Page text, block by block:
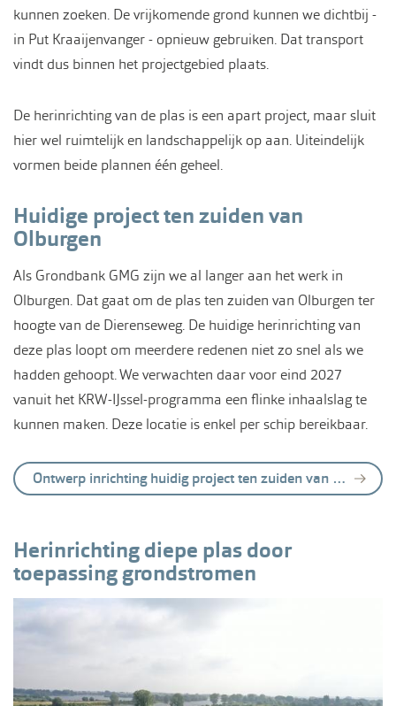
kunnen zoeken. De vrijkomende grond kunnen we dichtbij -
in Put Kraaijenvanger - opnieuw gebruiken. Dat transport
vindt dus binnen het projectgebied plaats.
De herinrichting van de plas is een apart project, maar sluit
hier wel ruimtelijk en landschappelijk op aan. Uiteindelijk
vormen beide plannen één geheel.
Huidige project ten zuiden van
Olburgen
Als Grondbank GMG zijn we al langer aan het werk in
Olburgen. Dat gaat om de plas ten zuiden van Olburgen ter
hoogte van de Dierenseweg. De huidige herinrichting van
deze plas loopt om meerdere redenen niet zo snel als we
hadden gehoopt. We verwachten daar voor eind 2027
vanuit het KRW-IJssel-programma een flinke inhaalslag te
kunnen maken. Deze locatie is enkel per schip bereikbaar.
Ontwerp inrichting huidig project ten zuiden van Olburgen
Herinrichting diepe plas door
toepassing grondstromen